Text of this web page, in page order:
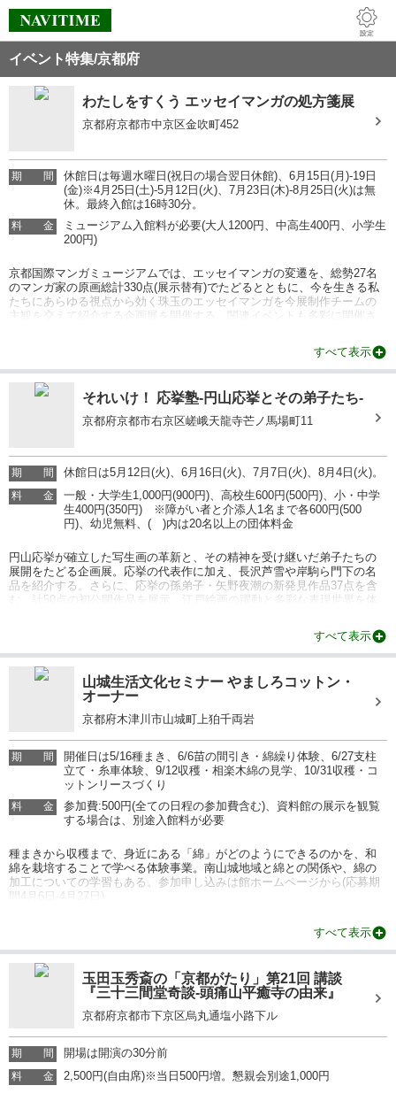
イベント特集/京都府
わたしをすくう エッセイマンガの処方箋展
京都府京都市中京区金吹町452
期 間
休館日は毎週水曜日(祝日の場合翌日休館)、6月15日(月)-19日
(金)※4月25日(土)-5月12日(火)、7月23日(木)-8月25日(火)は無
休。最終入館は16時30分。
料 金
ミュージアム入館料が必要(大人1200円、中高生400円、小学生
200円)
京都国際マンガミュージアムでは、エッセイマンガの変遷を、総勢27名
のマンガ家の原画総計330点(展示替有)でたどるとともに、今を生きる私
たちにあらゆる視点から効く珠玉のエッセイマンガを今展制作チームの
主観を交えて紹介する企画展を開催する。関連イベントも多彩に開催さ
すべて表示
それいけ！ 応挙塾-円山応挙とその弟子たち-
京都府京都市右京区嵯峨天龍寺芒ノ馬場町11
期 間 休館日は5月12日(火)、6月16日(火)、7月7日(火)、8月4日(火)。
料 金
一般・大学生1,000円(900円)、高校生600円(500円)、小・中学
生400円(350円) ※障がい者と介添人1名まで各600円(500
円)、幼児無料、( )内は20名以上の団体料金
円山応挙が確立した写生画の革新と、その精神を受け継いだ弟子たちの
展開をたどる企画展。応挙の代表作に加え、長沢芦雪や岸駒ら門下の名
品を紹介する。さらに、応挙の孫弟子・矢野夜潮の新発見作品37点を含
む、計50点の初公開作品を展示。江戸絵画の躍動と多彩な表現世界を体
すべて表示
山城生活文化セミナー やましろコットン・
オーナー
京都府木津川市山城町上狛千両岩
期 間
開催日は5/16種まき、6/6苗の間引き・綿繰り体験、6/27支柱
立て・糸車体験、9/12収穫・相楽木綿の見学、10/31収穫・コ
ットンリースづくり
料 金
参加費:500円(全ての日程の参加費含む)、資料館の展示を観覧
する場合は、別途入館料が必要
種まきから収穫まで、身近にある「綿」がどのようにできるのかを、和
綿を栽培することで学べる体験事業。南山城地域と綿との関係や、綿の
加工についての学習もある。参加申し込みは館ホームページから(応募期
間4月6日-4月27日)。
すべて表示
玉田玉秀斎の「京都がたり」第21回 講談
『三十三間堂奇談-頭痛山平癒寺の由来』
京都府京都市下京区烏丸通塩小路下ル
期 間 開場は開演の30分前
料 金 2,500円(自由席)※当日500円増。懇親会別途1,000円